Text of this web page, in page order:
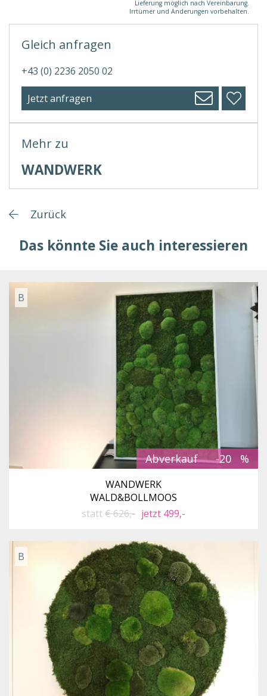
Lieferung möglich nach Vereinbarung.
Irrtümer und Änderungen vorbehalten.
Mehr zu
WANDWERK
Gleich anfragen
+43 (0) 2236 2050 02
Jetzt anfragen
Zurück
Das könnte Sie auch interessieren
Abverkauf -20
B
WANDWERK
WALD&BOLLMOOS
statt€ 626,- jetzt 499,-
B